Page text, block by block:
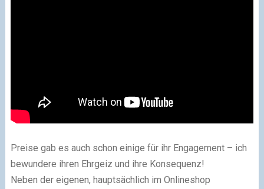
Preise gab es auch schon einige für ihr Engagement – ich
bewundere ihren Ehrgeiz und ihre Konsequenz!
Neben der eigenen, hauptsächlich im Onlineshop